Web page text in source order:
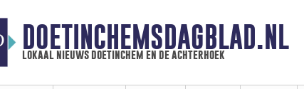
DOETINCHEMSDAGBLAD.NL
lokaal nieuws doetinchem en de achterhoek